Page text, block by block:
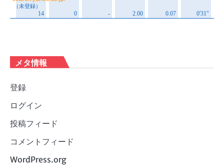
メタ情報
登録
ログイン
投稿フィード
コメントフィード
WordPress.org